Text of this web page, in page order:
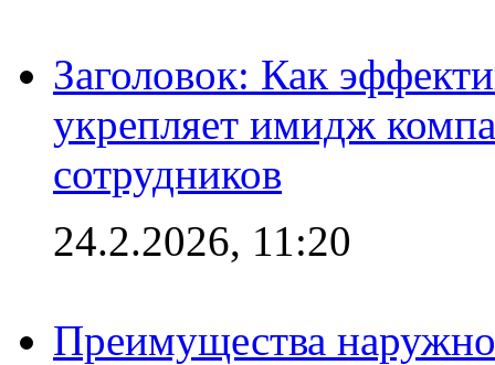
Заголовок: Как
укрепляет имидж
сотрудников
24.2.2026, 11:20
Преимущества